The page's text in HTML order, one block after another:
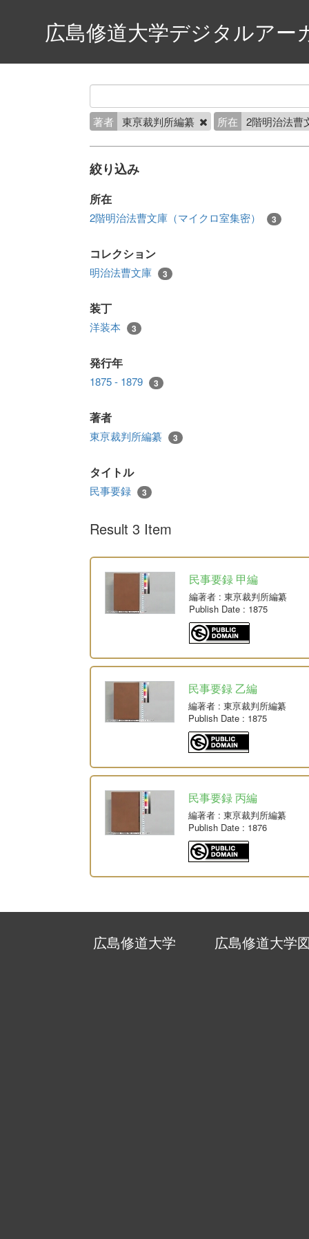
広島修道大学デジタルアー
著者 東亰裁判所編纂 所在 2階明治法曹
絞り込み
所在
2階明治法曹文庫（マイクロ室集密） 3
コレクション
明治法曹文庫 3
装丁
洋装本 3
発行年
1875 - 1879 3
著者
東亰裁判所編纂 3
タイトル
民事要録 3
Result 3 Item
民事要録 甲編
編著者 : 東亰裁判所編纂
Publish Date : 1875
民事要録 乙編
編著者 : 東亰裁判所編纂
Publish Date : 1875
民事要録 丙編
編著者 : 東亰裁判所編纂
Publish Date : 1876
広島修道大学 広島修道大学